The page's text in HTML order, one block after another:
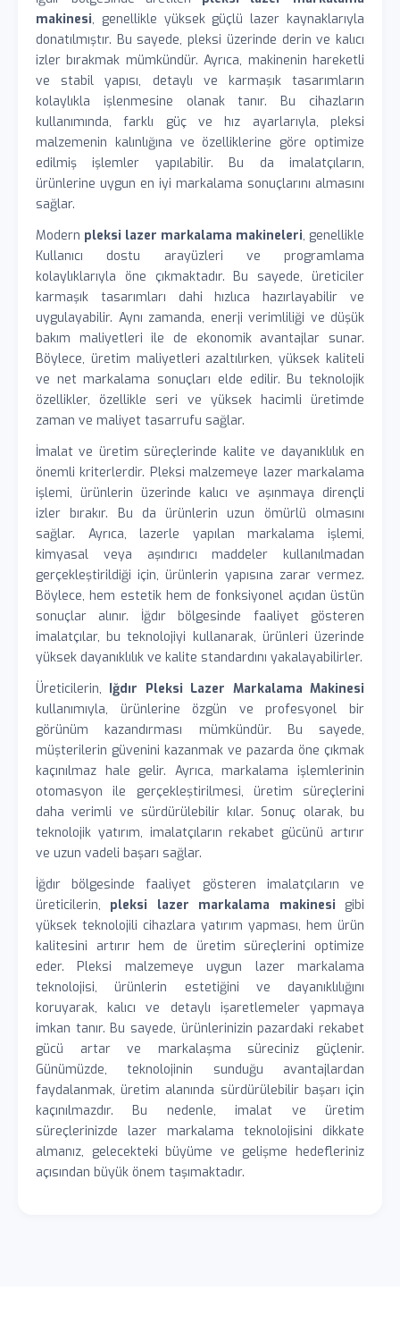
makinesi, genellikle yüksek güçlü lazer kaynaklarıyla
donatılmıştır. Bu sayede, pleksi üzerinde derin ve kalıcı
izler bırakmak mümkündür. Ayrıca, makinenin hareketli
ve stabil yapısı, detaylı ve karmaşık tasarımların
kolaylıkla işlenmesine olanak tanır. Bu cihazların
kullanımında, farklı güç ve hız ayarlarıyla, pleksi
malzemenin kalınlığına ve özelliklerine göre optimize
edilmiş işlemler yapılabilir. Bu da imalatçıların,
ürünlerine uygun en iyi markalama sonuçlarını almasını
sağlar.
Modern pleksi lazer markalama makineleri, genellikle
Kullanıcı dostu arayüzleri ve programlama
kolaylıklarıyla öne çıkmaktadır. Bu sayede, üreticiler
karmaşık tasarımları dahi hızlıca hazırlayabilir ve
uygulayabilir. Aynı zamanda, enerji verimliliği ve düşük
bakım maliyetleri ile de ekonomik avantajlar sunar.
Böylece, üretim maliyetleri azaltılırken, yüksek kaliteli
ve net markalama sonuçları elde edilir. Bu teknolojik
özellikler, özellikle seri ve yüksek hacimli üretimde
zaman ve maliyet tasarrufu sağlar.
İmalat ve üretim süreçlerinde kalite ve dayanıklılık en
önemli kriterlerdir. Pleksi malzemeye lazer markalama
işlemi, ürünlerin üzerinde kalıcı ve aşınmaya dirençli
izler bırakır. Bu da ürünlerin uzun ömürlü olmasını
sağlar. Ayrıca, lazerle yapılan markalama işlemi,
kimyasal veya aşındırıcı maddeler kullanılmadan
gerçekleştirildiği için, ürünlerin yapısına zarar vermez.
Böylece, hem estetik hem de fonksiyonel açıdan üstün
sonuçlar alınır. İğdır bölgesinde faaliyet gösteren
imalatçılar, bu teknolojiyi kullanarak, ürünleri üzerinde
yüksek dayanıklılık ve kalite standardını yakalayabilirler.
Üreticilerin, Iğdır Pleksi Lazer Markalama Makinesi
kullanımıyla, ürünlerine özgün ve profesyonel bir
görünüm kazandırması mümkündür. Bu sayede,
müşterilerin güvenini kazanmak ve pazarda öne çıkmak
kaçınılmaz hale gelir. Ayrıca, markalama işlemlerinin
otomasyon ile gerçekleştirilmesi, üretim süreçlerini
daha verimli ve sürdürülebilir kılar. Sonuç olarak, bu
teknolojik yatırım, imalatçıların rekabet gücünü artırır
ve uzun vadeli başarı sağlar.
İğdır bölgesinde faaliyet gösteren imalatçıların ve
üreticilerin, pleksi lazer markalama makinesi gibi
yüksek teknolojili cihazlara yatırım yapması, hem ürün
kalitesini artırır hem de üretim süreçlerini optimize
eder. Pleksi malzemeye uygun lazer markalama
teknolojisi, ürünlerin estetiğini ve dayanıklılığını
koruyarak, kalıcı ve detaylı işaretlemeler yapmaya
imkan tanır. Bu sayede, ürünlerinizin pazardaki rekabet
gücü artar ve markalaşma süreciniz güçlenir.
Günümüzde, teknolojinin sunduğu avantajlardan
faydalanmak, üretim alanında sürdürülebilir başarı için
kaçınılmazdır. Bu nedenle, imalat ve üretim
süreçlerinizde lazer markalama teknolojisini dikkate
almanız, gelecekteki büyüme ve gelişme hedefleriniz
açısından büyük önem taşımaktadır.